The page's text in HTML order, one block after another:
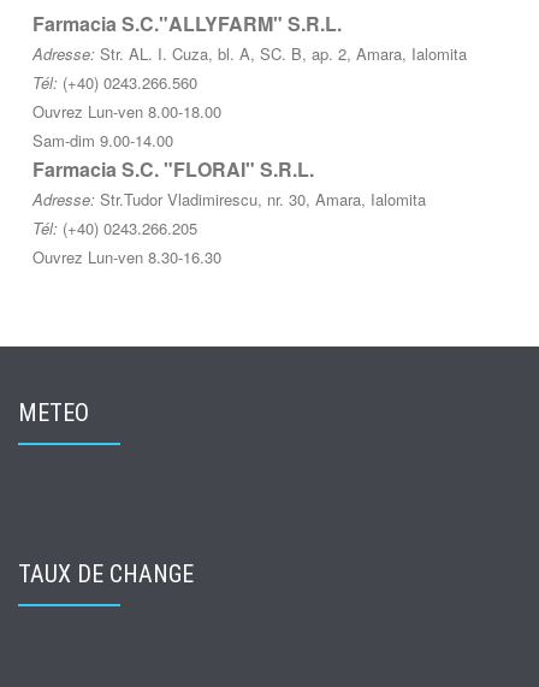
Farmacia S.C."ALLYFARM" S.R.L.
Adresse: Str. AL. I. Cuza, bl. A, SC. B, ap. 2, Amara, Ialomita
Tél: (+40) 0243.266.560
Ouvrez Lun-ven 8.00-18.00
Sam-dim 9.00-14.00
Farmacia S.C. "FLORAI" S.R.L.
Adresse: Str.Tudor Vladimirescu, nr. 30, Amara, Ialomita
Tél: (+40) 0243.266.205
Ouvrez Lun-ven 8.30-16.30
METEO
TAUX DE CHANGE